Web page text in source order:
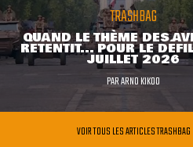
TRASHBAG
QUAND LE THÈME DES
RETENTIT... POUR LE
JUILLET 2026
PARARNO KIKOO
VOIR TOUS LES ARTICLES TRASHBAG